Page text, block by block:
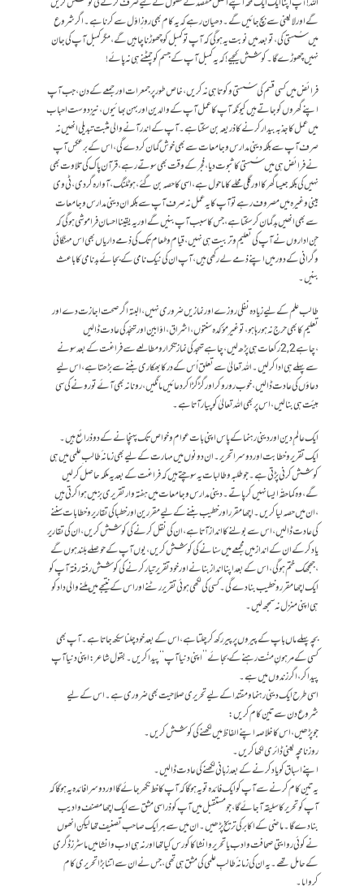
گے اور لایعنی سے بچ جائیں گے۔ دھیان رہے کہ یہ کام بھی روز ِ اوّل سے کرنا ہے۔اگر شروع
میں سُستی کی ،تو بعد میں نوبت یہ ہوگی کہ آپ تو کمبل کو چھوڑناچاہیں گے،مگر کمبل آپ کی جان
نہیں چھوڑے گا۔کوشش کیجیے!کہ یہ کمبل آپ کے جسم کوچمٹنے ہی نہ پائے!
فرائض میں کسی قسم کی سُستی وکوتاہی نہ کریں،خاص طور پر جمعرات اور جمعے کے دن ،جب آپ
اپنے گھروں کو جاتے ہیں کیونکہ آپ کاعمل آپ کے والدین اور بہن بھائیوں ،نیز دوست احباب
میں عمل کا جذبہ بیدار کرنے کا ذریعہ بن سکتا ہے ۔آپ کے اندر آنے والی مثبت تبدیلی انھیں نہ
صرف آپ سے بلکہ دینی مدارس وجامعات سے بھی خوش گمان کردے گی،اس کے برعکس آپ
نے فرائض ہی میں سُستی کا ثبوت دیا،فجر کے وقت بھی سوتے رہے ،قرآن پاک کی تلاوت بھی
نہیں کی بلکہ جیسا گھر کا اور گلی محلے کا ماحول ہے،اسی کا حصہ بن گئے ،ہوٹلنگ،آوارہ گردی،ٹی وی
بینی وغیرہ میں مصروف رہے تو آپ کا یہ عمل نہ صرف آپ سے بلکہ ان دینی مدارس وجامعات
سے بھی انھیں بدگمان کرسکتاہے،جس کا سبب آپ بنیں گے اور یہ یقینااحسان فراموشی ہوگی کہ
جن اداروں نے آپ کی تعلیم وتربیت ہی نہیں ،قیام وطعام تک کی ذمے داریاں بھی اس مہنگائی
وگرانی کے دور میں اپنے ذمے لے رکھی ہیں ،آپ ان کی نیک نامی کے بجائے بدنامی کا باعث
بنیں ۔
طالب علم کے لیے زیادہ نفلی روزے اور نمازیں ضروری نہیں ،البتہ اگر صحت اجازت دے اور
تعلیم کا بھی حرج نہ ہورہا ہو،تو غیر مؤکدہ سنتوں،اشراق،اوّابین اور تہجّد کی عادت ڈالیں
،چاہے 2,2رکعات ہی پڑھ لیں ،چاہے تہجدکی نماز تکرار ومطالعے سے فراغت کے بعد سونے
سے پہلے ہی ادا کرلیں۔ اللہ تعالیٰ سے تعلق اُس کے در کا بھکاری بننے سے بڑھتا ہے،اس لیے
دعاؤں کی عادت ڈالیں ،خوب رورو کر اور گڑ گڑاکر دعائیں مانگیں ،رونا نہ بھی آئے تو رونے کی سی
ہیئت ہی بنالیں ،اس پر بھی اللہ تعالیٰ کو پیار آتا ہے۔
ایک عالم ِ دین اور دینی رہنما کے پاس اپنی بات عوام وخواص تک پہنچانے کےدوذرائع ہیں ۔
ایک تقریروخطابت اور دوسراتحریر ۔ ان دونوں میں مہارت کےلیے بھی زمانہ ٔ طالب ِ علمی میں ہی
کوشش کرنی پڑتی ہے۔جو طلبہ وطالبات یہ سوچتے ہیں کہ فراغت کے بعد یہ ملکہ حاصل کرلیں
گے،وہ کماحقّہ ایسا نہیں کرپاتے ۔دینی مدارس وجامعات میں ہفتہ وارتقریری بزمیں ہوا کرتی ہیں
،ان میں حصہ لیا کریں ۔اچھا مقرر اور خطیب بننے کے لیے مقررین اور خطباکی تقاریر وخطابات سننے
کی عادت ڈالیں ،اس سے بولنے کا انداز آتا ہے،ان کی نقل کرنے کی کوشش کریں ،ان کی تقاریر
یاد کرکے ان کے انداز میں مجمعے میں سنانے کی کوشش کریں ،یوں آپ کے حوصلے بلند ہوں گے
،جھجھک ختم ہوگی ،اس کے بعد اپنا انداز بنانے اور خود تقریر تیار کرنے کی کوشش رفتہ رفتہ آپ کو
ایک اچھا مقرر وخطیب بنادے گی۔کسی کی لکھی ہوئی تقریررٹنے اور اس کے نتیجے میں ملنے والی داد کو
ہی اپنی منزل نہ سمجھ لیں۔
بچہ پہلے ماں باپ کے پیروں پر پیر رکھ کر چلتا ہے ،اس کے بعد خود چلنا سیکھ جاتا ہے۔آپ بھی
کسی کے مرہونِ منّت رہنے کے بجائے ’’اپنی دنیا آپ‘‘پید اکریں ۔بقول شاعر :اپنی دنیا آپ
پید اکر،اگر زندوں میں ہے۔
اسی طرح ایک دینی رہنماومقتدا کے لیے تحریری صلاحیت بھی ضروری ہے۔اس کے لیے
شروع دن سے تین کام کریں:
جو پڑھیں ،اس کا خلاصہ اپنے الفاظ میں لکھنے کی کوشش کریں ۔
روزنامچہ یعنی ڈائری لکھا کریں۔
اپنے اسباق کو یاد کرنے کے بعد زبانی لکھنے کی عادت ڈالیں۔
یہ تین کام کرنے سے آپ کو ایک فائدہ تو یہ ہوگا کہ آپ کاخط نکھر جائے گااور دوسرا فائدہ یہ ہوگاکہ
آپ کو تحریرکا سلیقہ آجائے گا،جو مستقبل میں آپ کو ذراسی مشق سے ایک اچھا مصنف وادیب
بنادے گا۔ماضی کے اکابر کی تریخ پڑھیں ۔ان میں سے ہر ایک صاحب تصنیف تھالیکن انھوں
نے کوئی روایتی صحافت وادب یاتحریروانشا کاکورس کیا تھااور نہ ہی ادب وانشا میں ماسٹرزڈگری
کے حامل تھے ۔یہ ان کی زمانہ ٔ طالبِ علمی کی مشق ہی تھی ،جس نے ان سے اتنا بڑاتحریری کام